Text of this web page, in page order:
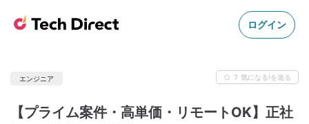
ログイン
エンジニア 7 気になる!を送る
【プライム案件・高単価・リモートOK】正社